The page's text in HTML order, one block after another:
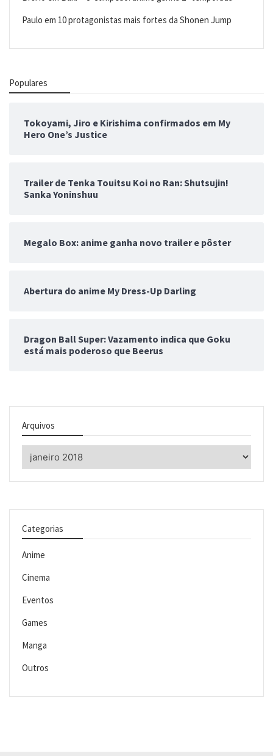
Paulo em 10 protagonistas mais fortes da Shonen Jump
Populares
Tokoyami, Jiro e Kirishima confirmados em My
Hero One’s Justice
Trailer de Tenka Touitsu Koi no Ran: Shutsujin!
Sanka Yoninshuu
Megalo Box: anime ganha novo trailer e pôster
Abertura do anime My Dress-Up Darling
Dragon Ball Super: Vazamento indica que Goku
está mais poderoso que Beerus
Arquivos
Arquivos
Categorias
Anime
Cinema
Eventos
Games
Manga
Outros